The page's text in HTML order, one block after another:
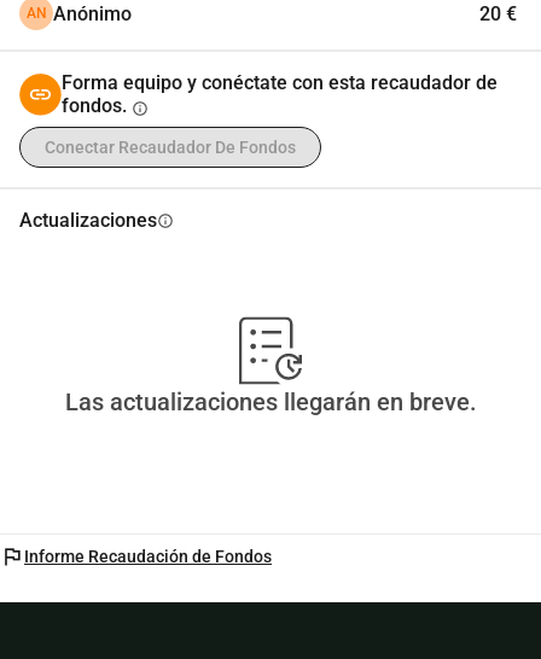
AN Anónimo 20 €
Forma equipo y conéctate con esta recaudador de
fondos. info
Conectar Recaudador De Fondos
Actualizacionesinfo
Las actualizaciones llegarán en breve.
flag Informe Recaudación de Fondos